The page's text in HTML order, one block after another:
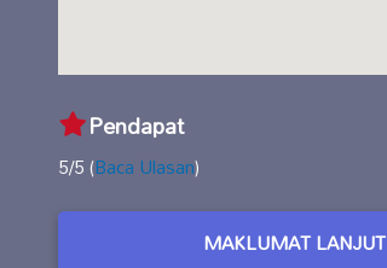
Pendapat
5/5 (Baca Ulasan)
MAKLUMAT LANJUT